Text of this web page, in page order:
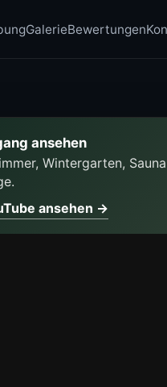
GalerieBewertungen
ansehen
Wintergarten,
ansehen →